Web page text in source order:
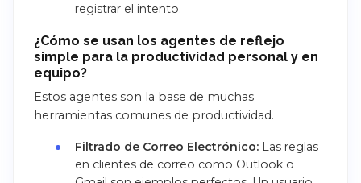
registrar el intento.
¿Cómo se usan los agentes de reflejo
simple para la productividad personal y en
equipo?
Estos agentes son la base de muchas
herramientas comunes de productividad.
Filtrado de Correo Electrónico:Las reglas
en clientes de correo como Outlook o